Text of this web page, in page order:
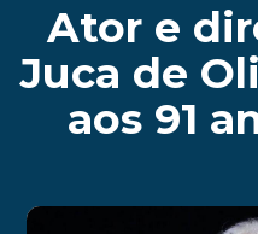
Ator e
Juca de
aos 91